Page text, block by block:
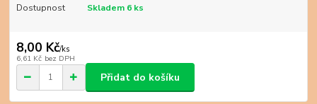
Dostupnost Skladem 6 ks
8,00 Kč/ks
6,61 Kč bez DPH
Přidat do košíku